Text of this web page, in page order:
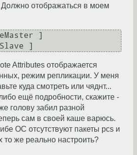
отображаться в моем
]
Attributes отображается
режим репликации. У меня
куда смотреть или чяднт...
ещё подробности, скажите -
голову забил разной
сам в своей каше варюсь.
ОС отсутствуют пакеты pcs и
то же реально настроить?